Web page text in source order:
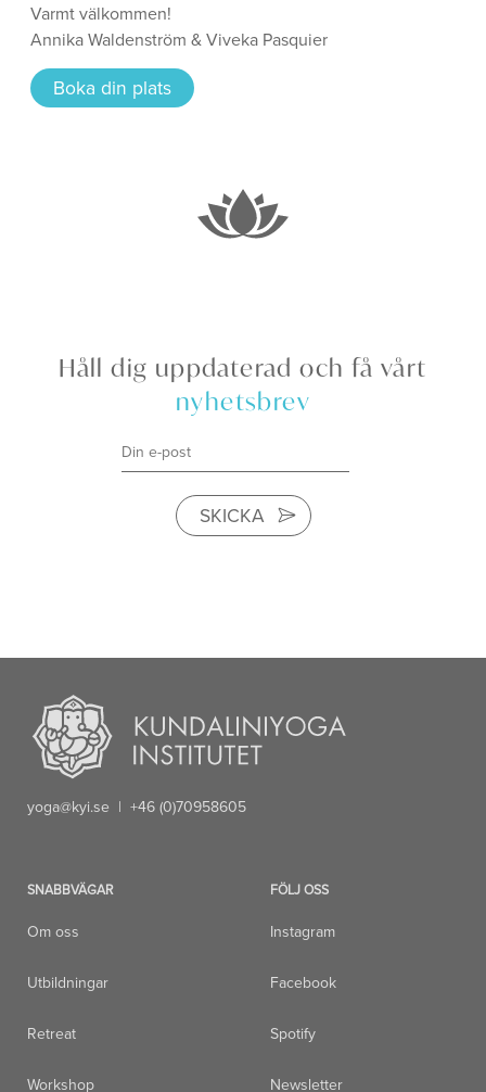
Varmt välkommen!
Annika Waldenström & Viveka Pasquier
Boka din plats
Håll dig uppdaterad och få vårt
nyhetsbrev
SKICKA
yoga@kyi.se | +46 (0)70958605
SNABBVÄGAR
Om oss
Utbildningar
Retreat
Workshop
FÖLJ OSS
Instagram
Facebook
Spotify
Newsletter